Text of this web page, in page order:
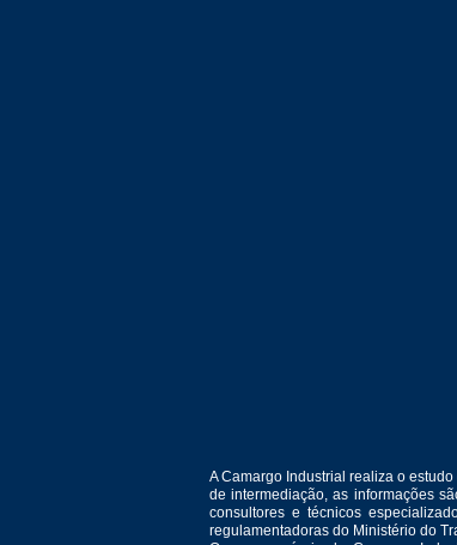
A Camargo Industrial realiza o
de intermediação, as informações
consultores e técnicos
regulamentadoras do Ministério do